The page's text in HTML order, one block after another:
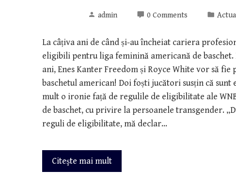
admin 0 Comments
La câțiva ani de când și-au încheiat cariera
eligibili pentru liga feminină americană de
ani, Enes Kanter Freedom și Royce White vor să
baschetul american! Doi foști jucători susțin că
mult o ironie față de regulile de eligibilitate ale
de baschet, cu privire la persoanele transgender.
reguli de eligibilitate, mă declar…
Citeşte mai mult